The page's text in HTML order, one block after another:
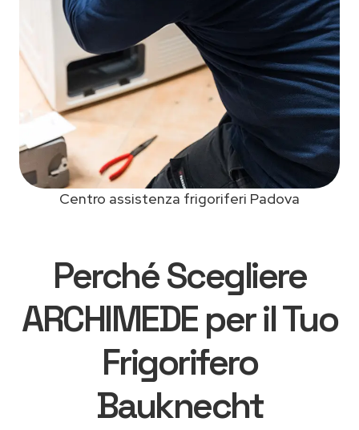
Centro assistenza frigoriferi Padova
Perché Scegliere
ARCHIMEDE per il Tuo
Frigorifero
Bauknecht